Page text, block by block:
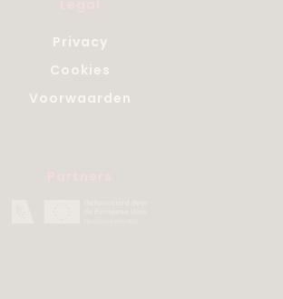
Privacy
Cookies
Voorwaarden